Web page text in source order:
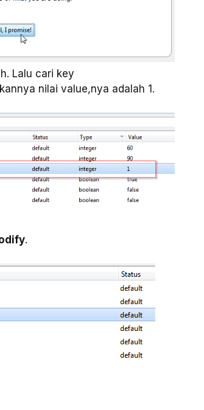
Lalu cari key
nilai value,nya adalah 1.
.